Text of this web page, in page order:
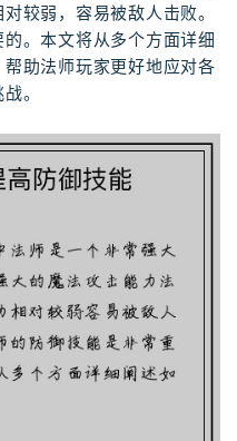
较弱，容易被敌人击败。
。本文将从多个方面详细
助法师玩家更好地应对各
。